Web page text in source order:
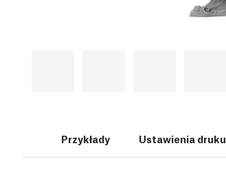
Przykłady Ustawienia druku